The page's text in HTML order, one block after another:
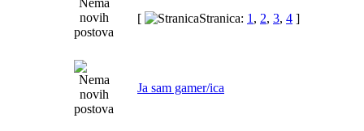
[
Stranica: 1 , 2, 3, 4 ]
Ja sam gamer/ica